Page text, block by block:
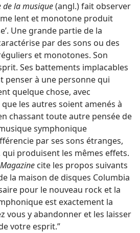
de la musique(angl.) fait observer
lent et monotone produit
Une grande partie de la
par des sons ou des
et monotones. Son
Ses battements implacables
penser à une personne qui
quelque chose, avec
que les autres soient amenés à
chassant toute autre pensée de
symphonique
par ses sons étranges,
produisent les mêmes effets.
cite les propos suivants
la maison de disques Columbia
pour le nouveau rock et la
est exactement la
vous y abandonner et les laisser
votre esprit.”